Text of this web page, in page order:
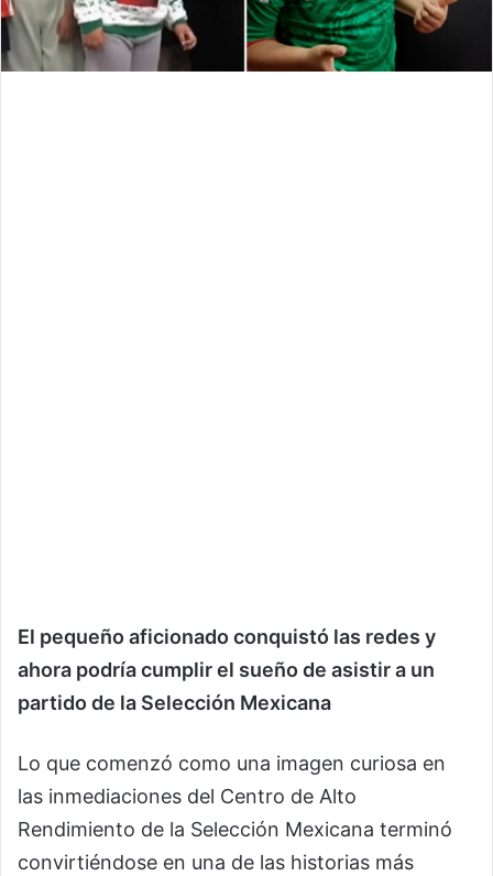
El pequeño aficionado conquistó las redes y
ahora podría cumplir el sueño de asistir a un
partido de la Selección Mexicana
Lo que comenzó como una imagen curiosa en
las inmediaciones del Centro de Alto
Rendimiento de la Selección Mexicana terminó
convirtiéndose en una de las historias más